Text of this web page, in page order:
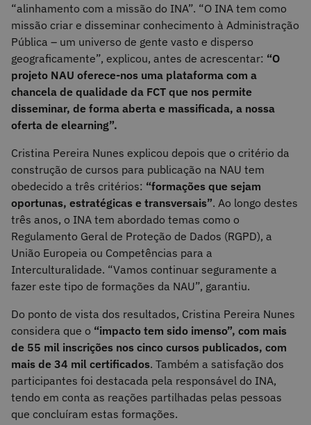
“alinhamento com a missão do INA”. “O INA tem como
missão criar e disseminar conhecimento à Administração
Pública – um universo de gente vasto e disperso
geograficamente”, explicou, antes de acrescentar: “O
projeto NAU oferece-nos uma plataforma com a
chancela de qualidade da FCT que nos permite
disseminar, de forma aberta e massificada, a nossa
oferta de elearning”.
Cristina Pereira Nunes explicou depois que o critério da
construção de cursos para publicação na NAU tem
obedecido a três critérios: “formações que sejam
oportunas, estratégicas e transversais”. Ao longo destes
três anos, o INA tem abordado temas como o
Regulamento Geral de Proteção de Dados (RGPD), a
União Europeia ou Competências para a
Interculturalidade. “Vamos continuar seguramente a
fazer este tipo de formações da NAU”, garantiu.
Do ponto de vista dos resultados, Cristina Pereira Nunes
considera que o “impacto tem sido imenso”, com mais
de 55 mil inscrições nos cinco cursos publicados, com
mais de 34 mil certificados. Também a satisfação dos
participantes foi destacada pela responsável do INA,
tendo em conta as reações partilhadas pelas pessoas
que concluíram estas formações.